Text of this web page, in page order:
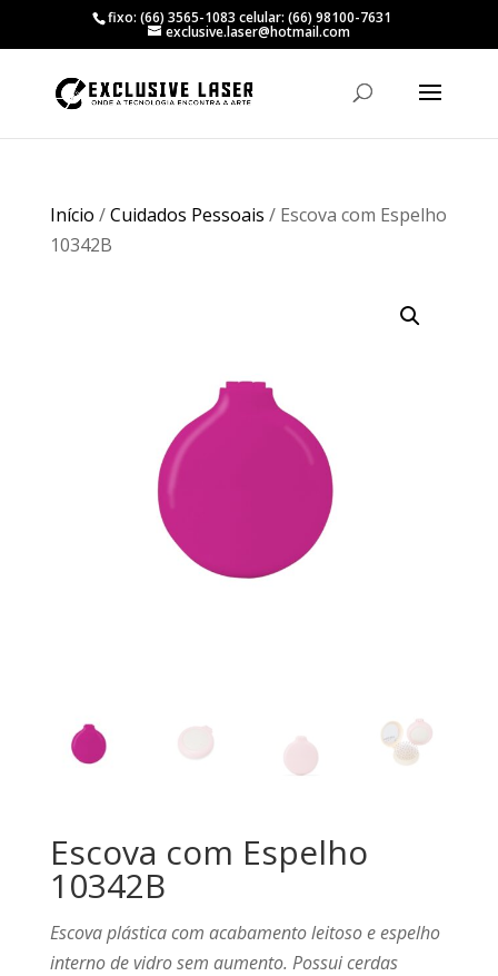
fixo: (66) 3565-1083 celular: (66) 98100-7631
exclusive.laser@hotmail.com
Início /Cuidados Pessoais / Escova com Espelho
10342B
Escova com Espelho
10342B
Escova plástica com acabamento leitoso e espelho
interno de vidro sem aumento. Possui cerdas